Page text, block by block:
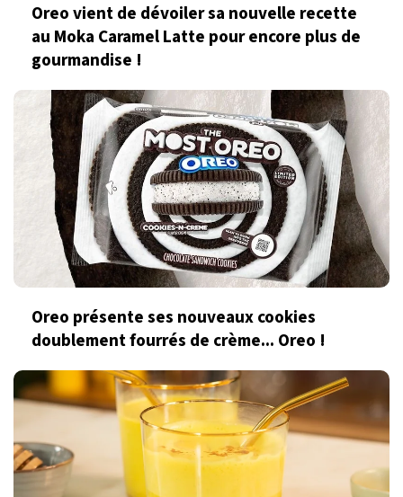
Oreo vient de dévoiler sa nouvelle recette
au Moka Caramel Latte pour encore plus de
gourmandise !
Oreo présente ses nouveaux cookies
doublement fourrés de crème... Oreo !